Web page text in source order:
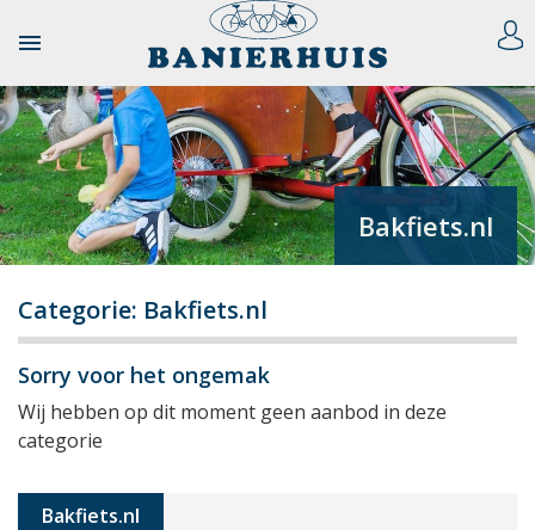

Bakfiets.nl
Categorie: Bakfiets.nl
Sorry voor het ongemak
Wij hebben op dit moment geen aanbod in deze
categorie
Bakfiets.nl